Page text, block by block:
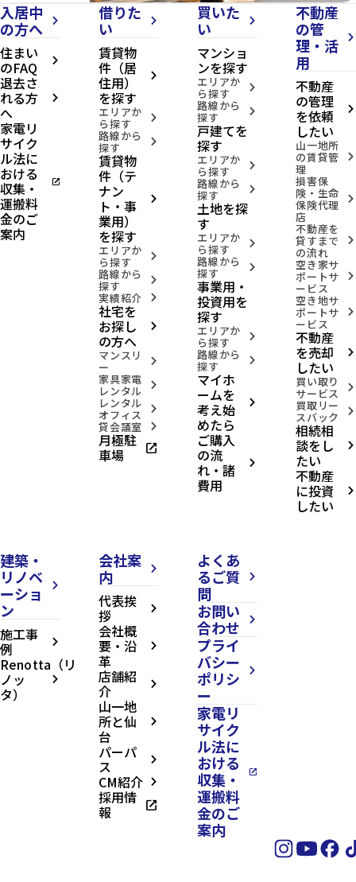
入居中
の方へ
arrow_forward_ios
住まい
のFAQ arrow_forward_ios
退去さ
れる方
へ
arrow_forward_ios
家電リ
サイク
ル法に
おける
収集・
運搬料
金のご
案内
open_in_new
借りた
い
arrow_forward_ios
賃貸物
件（居
住用）
を探す
arrow_forward_ios
エリアか
ら探す arrow_forward_ios
路線から
探す arrow_forward_ios
賃貸物
件（テ
ナン
ト・事
業用）
を探す
arrow_forward_ios
エリアか
ら探す arrow_forward_ios
路線から
探す arrow_forward_ios
実績紹介 arrow_forward_ios
社宅を
お探し
の方へ
arrow_forward_ios
マンスリ
ー arrow_forward_ios
家具家電
レンタル arrow_forward_ios
レンタル
オフィス arrow_forward_ios
貸会議室 arrow_forward_ios
月極駐
車場 open_in_new
買いた
い
arrow_forward_ios
マンショ
ンを探す
エリアか
ら探す arrow_forward_ios
路線から
探す arrow_forward_ios
戸建てを
探す
エリアか
ら探す arrow_forward_ios
路線から
探す arrow_forward_ios
土地を探
す
エリアか
ら探す arrow_forward_ios
路線から
探す arrow_forward_ios
事業用・
投資用を
探す
エリアか
ら探す arrow_forward_ios
路線から
探す arrow_forward_ios
マイホ
ームを
考え始
めたら
arrow_forward_ios
ご購入
の流
れ・諸
費用
arrow_forward_ios
不動産
の管
理・活
用
arrow_forward_ios
不動産
の管理
を依頼
したい
arrow_forward_ios
山一地所
の賃貸管
理
arrow_forward_ios
損害保
険・生命
保険代理
店
arrow_forward_ios
不動産を
貸すまで
の流れ
arrow_forward_ios
空き家サ
ポートサ
ービス
arrow_forward_ios
空き地サ
ポートサ
ービス
arrow_forward_ios
不動産
を売却
したい
arrow_forward_ios
買い取り
サービス arrow_forward_ios
買取リー
スバック arrow_forward_ios
相続相
談をし
たい
arrow_forward_ios
不動産
に投資
したい
arrow_forward_ios
建築・
リノベ
ーショ
ン
arrow_forward_ios
施工事
例 arrow_forward_ios
Renotta（リ
ノッ
タ）
arrow_forward_ios
会社案
内
arrow_forward_ios
代表挨
拶 arrow_forward_ios
会社概
要・沿
革
arrow_forward_ios
店舗紹
介 arrow_forward_ios
山一地
所と仙
台
arrow_forward_ios
パーパ
ス arrow_forward_ios
CM紹介 arrow_forward_ios
採用情
報 open_in_new
よくあ
るご質
問
arrow_forward_ios
お問い
合わせ
arrow_forward_ios
プライ
バシー
ポリシ
ー
arrow_forward_ios
家電リ
サイク
ル法に
おける
収集・
運搬料
金のご
案内
open_in_new